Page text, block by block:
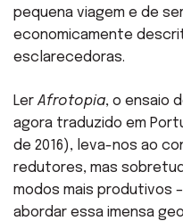
pequena viagem e de
economicamente
esclarecedoras.
Ler Afrotopia, o ensaio
agora traduzido em
de 2016), leva-nos ao
redutores, mas
modos mais produtivos
abordar essa imensa